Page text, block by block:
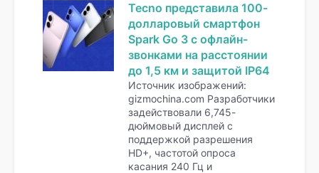
Tecno представила 100-
долларовый смартфон
Spark Go 3 с офлайн-
звонками на расстоянии
до 1,5 км и защитой IP64
Источник изображений:
gizmochina.com Разработчики
задействовали 6,745-
дюймовый дисплей с
поддержкой разрешения
HD+, частотой опроса
касания 240 Гц и